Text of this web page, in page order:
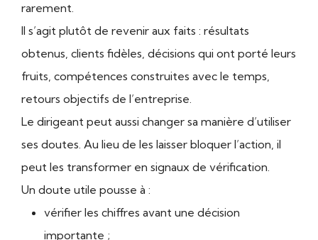
rarement.
Il s’agit plutôt de revenir aux faits : résultats
obtenus, clients fidèles, décisions qui ont porté leurs
fruits, compétences construites avec le temps,
retours objectifs de l’entreprise.
Le dirigeant peut aussi changer sa manière d’utiliser
ses doutes. Au lieu de les laisser bloquer l’action, il
peut les transformer en signaux de vérification.
Un doute utile pousse à :
vérifier les chiffres avant une décision
importante ;